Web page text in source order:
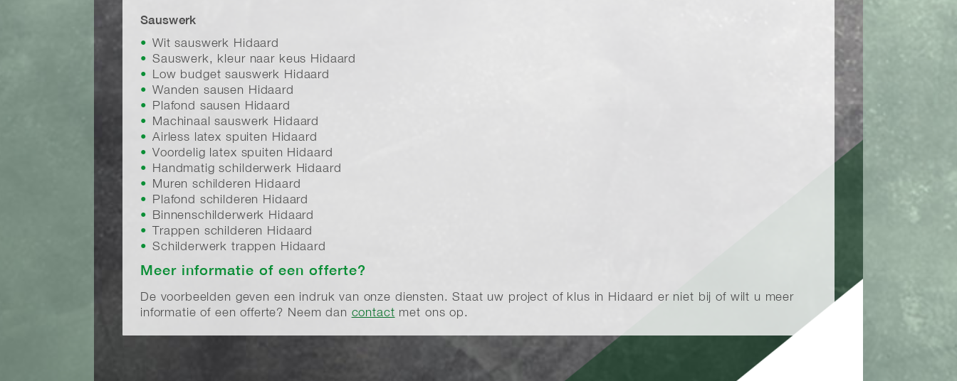
Sauswerk
Wit sauswerk Hidaard
Sauswerk, kleur naar keus Hidaard
Low budget sauswerk Hidaard
Wanden sausen Hidaard
Plafond sausen Hidaard
Machinaal sauswerk Hidaard
Airless latex spuiten Hidaard
Voordelig latex spuiten Hidaard
Handmatig schilderwerk Hidaard
Muren schilderen Hidaard
Plafond schilderen Hidaard
Binnenschilderwerk Hidaard
Trappen schilderen Hidaard
Schilderwerk trappen Hidaard
Meer informatie of een offerte?
De voorbeelden geven een indruk van onze diensten. Staat uw project of klus in Hidaard er niet bij of wilt u meer
informatie of een offerte? Neem dan contact met ons op.